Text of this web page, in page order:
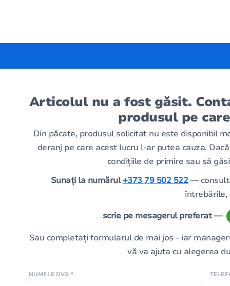
Articolul nu a fost găsit.
produsul pe
Din păcate, produsul solicitat nu este disponibil
deranj pe care acest lucru l-ar putea cauza.
condițiile de primire sau să
Sunați la numărul+373 79 502 522—
întrebările,
scrie pe mesagerul preferat —
Sau completați formularul de mai jos - iar
vă va ajuta cu alegerea
NUMELE DVS *